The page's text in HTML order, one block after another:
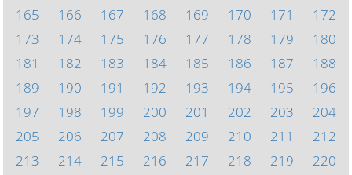
165
166 167 168 169 170 171
172
173
174 175 176 177 178 179
180
181
182 183 184 185 186 187
188
189
190 191 192 193 194 195
196
197
198 199 200 201 202 203
204
205
206 207 208 209 210 211
212
213
214 215 216 217 218 219
220